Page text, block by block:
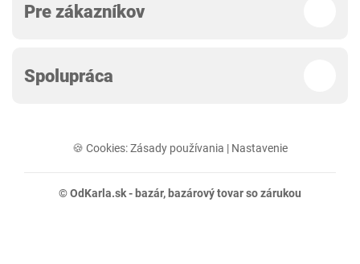
Pre zákazníkov
Spolupráca
🍪 Cookies:Zásady používania | Nastavenie
© OdKarla.sk - bazár, bazárový tovar so zárukou